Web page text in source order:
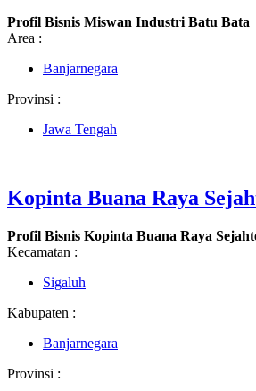
Profil Bisnis Miswan Industri Batu Bata
Area :
Banjarnegara
Provinsi :
Jawa Tengah
Kopinta Buana Raya
Profil Bisnis Kopinta Buana Raya
Kecamatan :
Sigaluh
Kabupaten :
Banjarnegara
Provinsi :